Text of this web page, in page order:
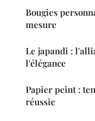
Bougies
mesure
Le japandi :
l'élégance
Papier peint :
réussie